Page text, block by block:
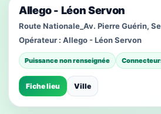
Allego - Léon Servon
Route Nationale_Av. Pierre Guérin,
Opérateur : Allego - Léon Servon
Puissance non renseignée
Fiche lieu Ville